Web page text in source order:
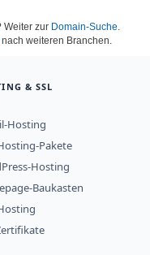
Weiter zur Domain-Suche
nach weiteren Branchen.
& SSL
Hosting
Pakete
Hosting
Baukasten